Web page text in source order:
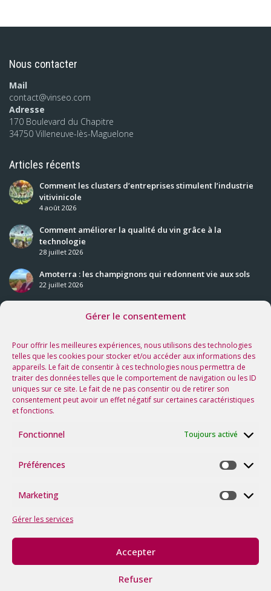
Gérer le consentement
Pour offrir les meilleures expériences, nous utilisons des technologies
telles que les cookies pour stocker et/ou accéder aux informations des
appareils. Le fait de consentir à ces technologies nous permettra de
traiter des données telles que le comportement de navigation ou les ID
uniques sur ce site. Le fait de ne pas consentir ou de retirer son
consentement peut avoir un effet négatif sur certaines caractéristiques
et fonctions.
Fonctionnel Toujours activé
Préférences
Marketing
Gérer les services
Accepter
Refuser
Nous contacter
Mail
contact@vinseo.com
Adresse
170 Boulevard du Chapitre
34750 Villeneuve-lès-Maguelone
Articles récents
Comment les clusters d’entreprises stimulent l’industrie
vitivinicole
4 août 2026
Comment améliorer la qualité du vin grâce à la
technologie
28 juillet 2026
Amoterra : les champignons qui redonnent vie aux sols
22 juillet 2026
Nos prochaines rencontres
Voir tous les événements
Suivez-nous sur les réseaux !
tous
Politique
Avec le soutien de la